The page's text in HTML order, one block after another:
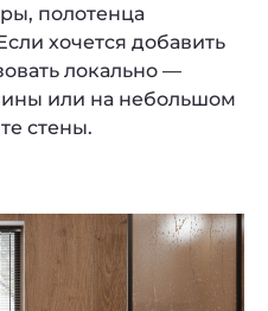
полотенца
хочется добавить
локально —
или на небольшом
стены.